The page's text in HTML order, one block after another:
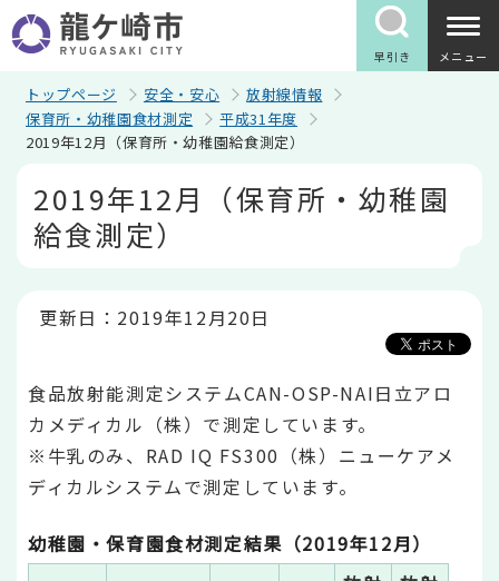
の
ペ
早引き メニュー
トップページ 安全・安心
放射線情報
保育所・幼稚園食材測定
平成31年度
2019年12月（保育所・幼稚園給食測定）
2019年12月（保育所・幼稚園
給食測定）
更新日：2019年12月20日
食品放射能測定システムCAN-OSP-NAI日立アロ
カメディカル（株）で測定しています。
※牛乳のみ、RAD IQ FS300（株）ニューケアメ
ディカルシステムで測定しています。
幼稚園・保育園食材測定結果（2019年12月）